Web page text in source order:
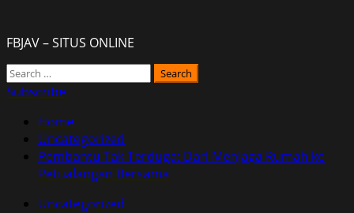
FBJAV – SITUS ONLINE
Primary
Menu
Search
for:
Subscribe
Home
Uncategorized
Pembantu Tak Terduga: Dari Menjaga Rumah ke
Petualangan Bersama
Uncategorized